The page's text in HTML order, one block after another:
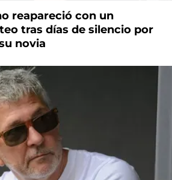
reapareció con un
tras días de silencio por
novia